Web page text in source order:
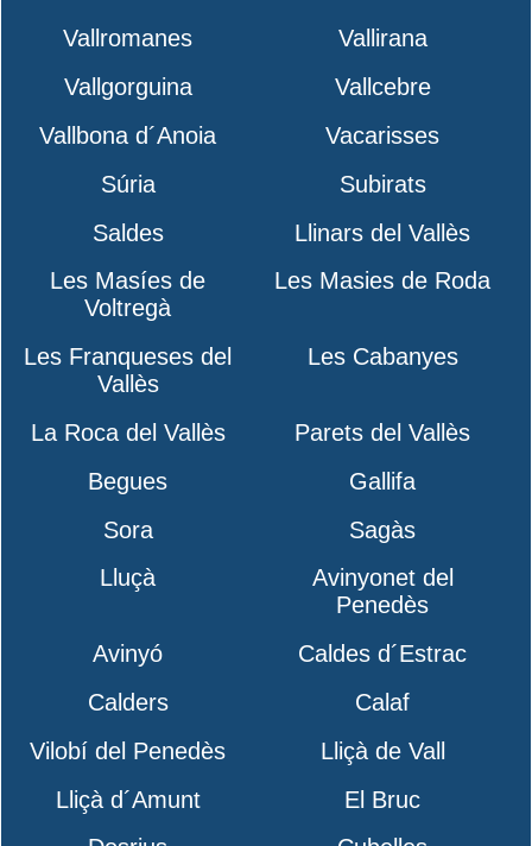
Vallromanes
Vallirana
Vallgorguina
Vallcebre
Vallbona d´Anoia
Vacarisses
Súria
Subirats
Saldes
Llinars del Vallès
Les Masíes de
Voltregà
Les Masies de Roda
Les Franqueses del
Vallès
Les Cabanyes
La Roca del Vallès
Parets del Vallès
Begues
Gallifa
Sora
Sagàs
Lluçà
Avinyonet del
Penedès
Avinyó
Caldes d´Estrac
Calders
Calaf
Vilobí del Penedès
Lliçà de Vall
Lliçà d´Amunt
El Bruc